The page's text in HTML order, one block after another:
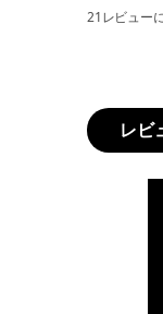
21レビュー
レビ